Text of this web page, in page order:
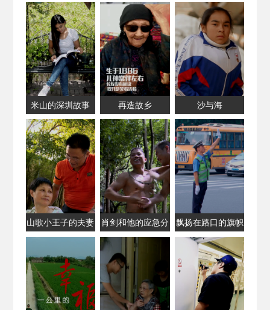
们的戏剧梦想
阅读者共享的舞台
米山的深圳故事 再造故乡 沙与海
山歌小王子的夫妻
肖剑和他的应急分
队
飘扬在路口的旗帜